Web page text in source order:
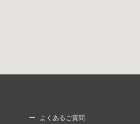
よくあるご質問